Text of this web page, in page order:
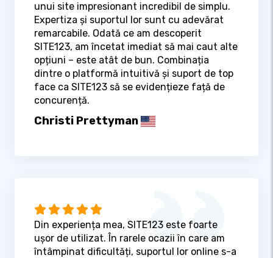
unui site impresionant incredibil de simplu.
Expertiza și suportul lor sunt cu adevărat
remarcabile. Odată ce am descoperit
SITE123, am încetat imediat să mai caut alte
opțiuni – este atât de bun. Combinația
dintre o platformă intuitivă și suport de top
face ca SITE123 să se evidențieze față de
concurență.
Christi Prettyman
Din experiența mea, SITE123 este foarte
ușor de utilizat. În rarele ocazii în care am
întâmpinat dificultăți, suportul lor online s-a